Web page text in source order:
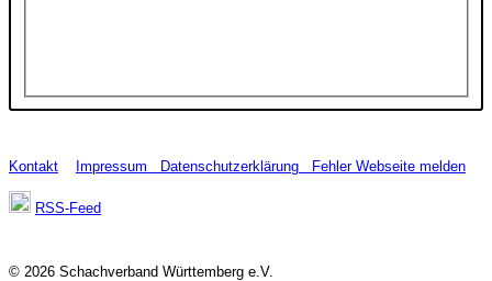
Kontakt Impressum Datenschutzerklärung Fehler Webseite melden
RSS-Feed
© 2026 Schachverband Württemberg e.V.